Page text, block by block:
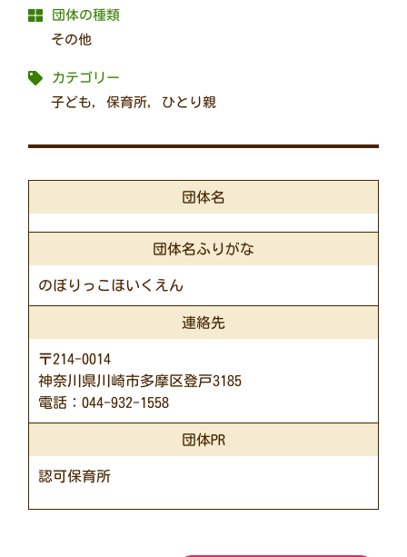
団体の種類
その他
カテゴリー
子ども,保育所, ひとり親
団体名
団体名ふりがな
のぼりっこほいくえん
連絡先
〒214-0014
神奈川県川崎市多摩区登戸3185
電話：044-932-1558
団体PR
認可保育所